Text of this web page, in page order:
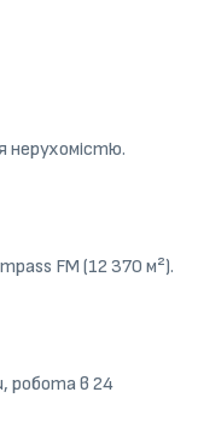
нерухомістю.
FM (12 370 м²).
робота в 24